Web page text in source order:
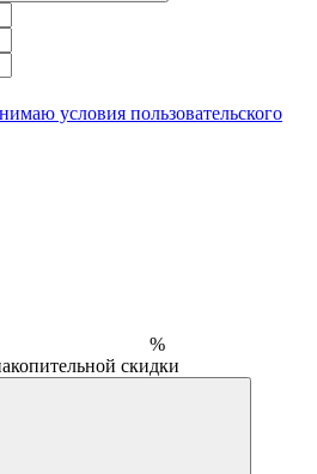
условия пользовательского
%
скидки